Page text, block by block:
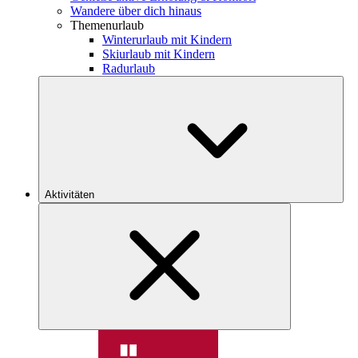
Wandere über dich hinaus
Themenurlaub
Winterurlaub mit Kindern
Skiurlaub mit Kindern
Radurlaub
Aktivitäten